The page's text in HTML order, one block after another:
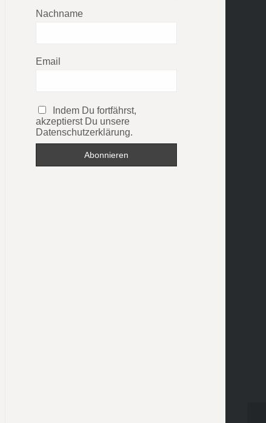
Nachname
Email
Indem Du fortfährst,
akzeptierst Du unsere
Datenschutzerklärung.